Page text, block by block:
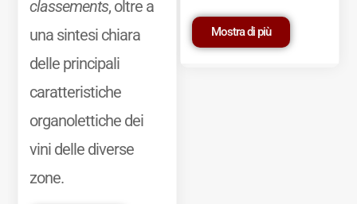
classements, oltre a
una sintesi chiara
delle principali
caratteristiche
organolettiche dei
vini delle diverse
zone.
Mostra di più